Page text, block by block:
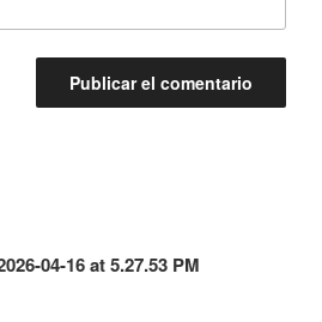
04-16 at 5.27.53 PM